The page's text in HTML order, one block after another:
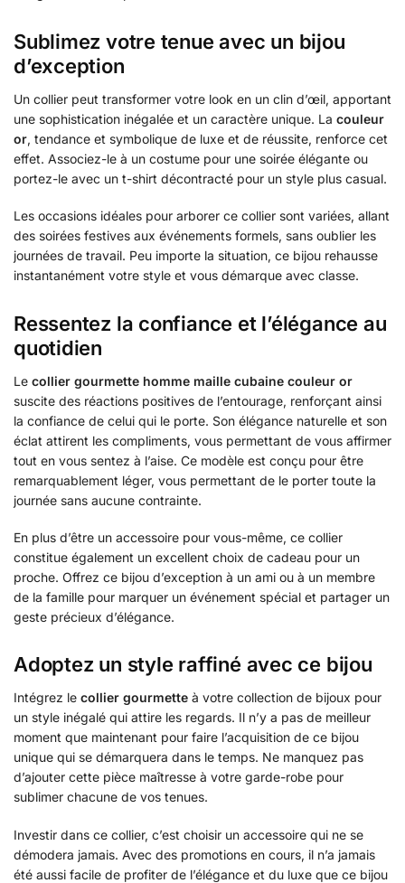
Sublimez votre tenue avec un bijou
d’exception
Un collier peut transformer votre look en un clin d’œil, apportant
une sophistication inégalée et un caractère unique. La couleur
or, tendance et symbolique de luxe et de réussite, renforce cet
effet. Associez-le à un costume pour une soirée élégante ou
portez-le avec un t-shirt décontracté pour un style plus casual.
Les occasions idéales pour arborer ce collier sont variées, allant
des soirées festives aux événements formels, sans oublier les
journées de travail. Peu importe la situation, ce bijou rehausse
instantanément votre style et vous démarque avec classe.
Ressentez la confiance et l’élégance au
quotidien
Le collier gourmette homme maille cubaine couleur or
suscite des réactions positives de l’entourage, renforçant ainsi
la confiance de celui qui le porte. Son élégance naturelle et son
éclat attirent les compliments, vous permettant de vous affirmer
tout en vous sentez à l’aise. Ce modèle est conçu pour être
remarquablement léger, vous permettant de le porter toute la
journée sans aucune contrainte.
En plus d’être un accessoire pour vous-même, ce collier
constitue également un excellent choix de cadeau pour un
proche. Offrez ce bijou d’exception à un ami ou à un membre
de la famille pour marquer un événement spécial et partager un
geste précieux d’élégance.
Adoptez un style raffiné avec ce bijou
Intégrez le collier gourmette à votre collection de bijoux pour
un style inégalé qui attire les regards. Il n’y a pas de meilleur
moment que maintenant pour faire l’acquisition de ce bijou
unique qui se démarquera dans le temps. Ne manquez pas
d’ajouter cette pièce maîtresse à votre garde-robe pour
sublimer chacune de vos tenues.
Investir dans ce collier, c’est choisir un accessoire qui ne se
démodera jamais. Avec des promotions en cours, il n’a jamais
été aussi facile de profiter de l’élégance et du luxe que ce bijou